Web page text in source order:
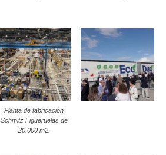
Planta de fabricación
Schmitz Figueruelas de
20.000 m2.